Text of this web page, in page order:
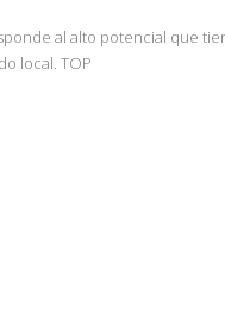
al alto potencial que
local. TOP